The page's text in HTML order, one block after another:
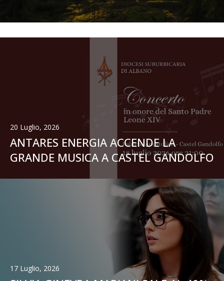
20 Luglio, 2026
ANTARES ENERGIA ACCENDE LA
GRANDE MUSICA A CASTEL GANDOLFO
17 Luglio, 2026